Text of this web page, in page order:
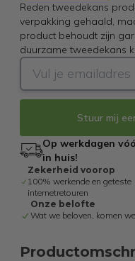
Reden tweedekans
verpakking gehaald,
product behoudt zijn
duurzame tweedekans
Stuur mij
Op werkdagen
in huis!
Zekerheid voorop
100% werkende en geteste
internetretouren
Onze belofte
Wat we beloven, komen